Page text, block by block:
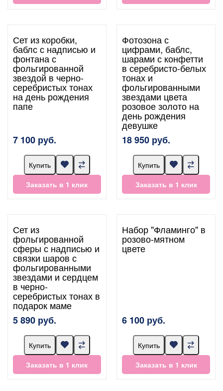
Сет из коробки,
баблс с надписью и
фонтана с
фольгированной
звездой в черно-
серебристых тонах
на день рождения
папе
7 100 руб.
Купить
Заказать в 1 клик
Фотозона с
цифрами, баблс,
шарами с конфетти
в серебристо-белых
тонах и
фольгированными
звездами цвета
розовое золото на
день рождения
девушке
18 950 руб.
Купить
Заказать в 1 клик
Сет из
фольгированной
сферы с надписью и
связки шаров с
фольгированными
звездами и сердцем
в черно-
серебристых тонах в
подарок маме
5 890 руб.
Купить
Заказать в 1 клик
Набор "Фламинго" в
розово-мятном
цвете
6 100 руб.
Купить
Заказать в 1 клик